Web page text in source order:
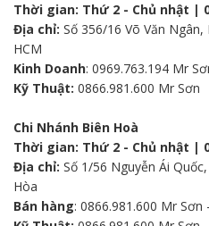
Thời gian: Thứ 2 - Chủ nhật |
Địa chỉ: Số 356/16 Võ Văn
HCM
Kinh Doanh: 0969.763.194 Mr
Kỹ Thuật: 0866.981.600 Mr Sơn
Chi Nhánh Biên Hoà
Thời gian: Thứ 2 - Chủ nhật |
Địa chỉ: Số 1/56 Nguyễn Ái
Hòa
Bán hàng: 0866.981.600 Mr